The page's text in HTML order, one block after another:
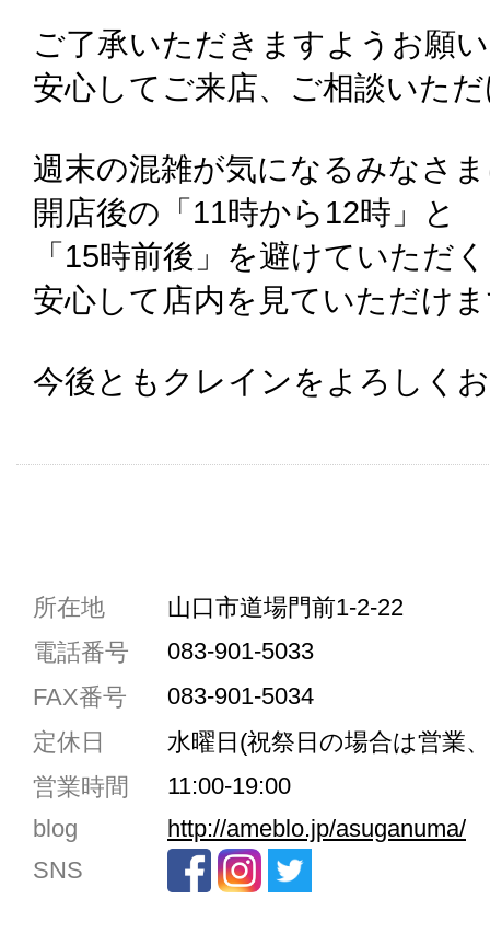
ご了承いただきますようお願
安心してご来店、ご相談いた
週末の混雑が気になるみなさ
開店後の「11時から12時」と
「15時前後」を避けていただ
安心して店内を見ていただけ
今後ともクレインをよろしく
共通駐車券加盟店
共用トイレ
女性用トイレ
ベビールーム
禁煙
所在地
山口市道場門前1-2-22
電話番号
083-901-5033
FAX番号
083-901-5034
定休日
水曜日(祝祭日の場合は営業
営業時間
11:00-19:00
blog
http://ameblo.jp/asuganuma/
SNS